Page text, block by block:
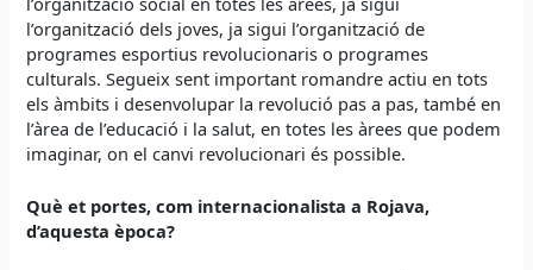
l’organització dels joves, ja sigui l’organització de
programes esportius revolucionaris o programes
culturals. Segueix sent important romandre actiu en tots
els àmbits i desenvolupar la revolució pas a pas, també en
l’àrea de l’educació i la salut, en totes les àrees que podem
imaginar, on el canvi revolucionari és possible.
Què et portes, com internacionalista a Rojava,
d’aquesta època?